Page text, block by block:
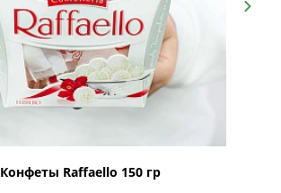
Конфеты Raffaello 150 гр